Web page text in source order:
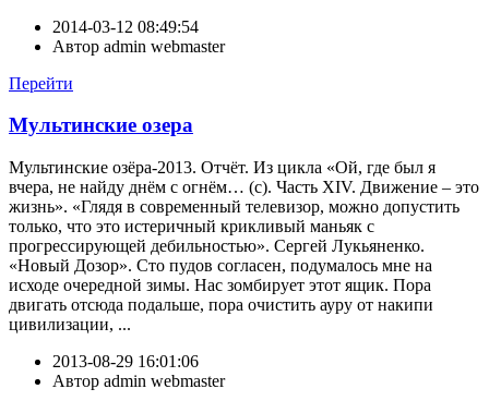
2014-03-12 08:49:54
Автор admin webmaster
Перейти
Мультинские озера
Мультинские озёра-2013. Отчёт. Из цикла «Ой, где был я
вчера, не найду днём с огнём… (с). Часть XIV. Движение – это
жизнь». «Глядя в современный телевизор, можно допустить
только, что это истеричный крикливый маньяк с
прогрессирующей дебильностью». Сергей Лукьяненко.
«Новый Дозор». Сто пудов согласен, подумалось мне на
исходе очередной зимы. Нас зомбирует этот ящик. Пора
двигать отсюда подальше, пора очистить ауру от накипи
цивилизации, ...
2013-08-29 16:01:06
Автор admin webmaster